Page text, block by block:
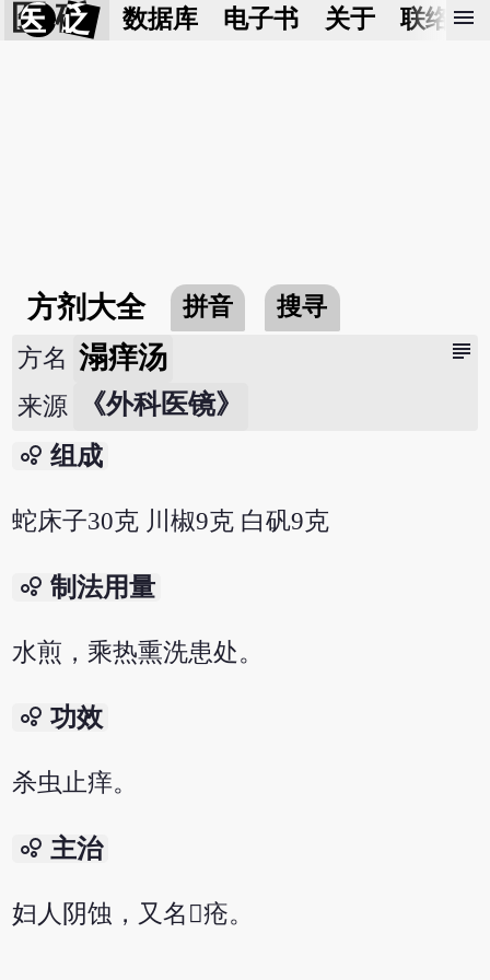
医 砭 数据库 电子书 关于 联络我
menu
方剂大全 拼音 搜寻
subject
方名 溻痒汤
来源 《外科医镜》
bubble_chart 组成
蛇床子30克 川椒9克 白矾9克
bubble_chart 制法用量
水煎，乘热熏洗患处。
bubble_chart 功效
杀虫止痒。
bubble_chart 主治
妇人阴蚀，又名疮。